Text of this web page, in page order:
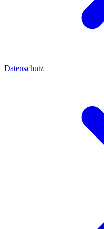
Datenschutz